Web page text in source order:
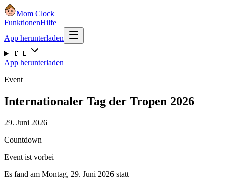
Mom Clock
FunktionenHilfe
App herunterladen
🇩🇪
App herunterladen
Event
Internationaler Tag der Tropen 2026
29. Juni 2026
Countdown
Event ist vorbei
Es fand am Montag, 29. Juni 2026 statt